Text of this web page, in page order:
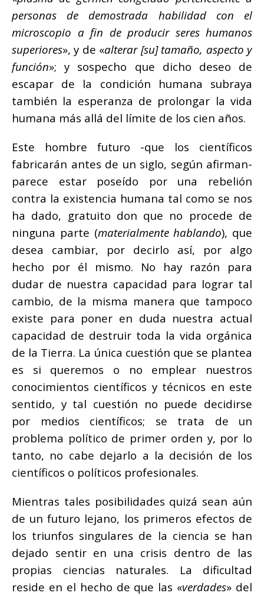
personas de demostrada habilidad con el
microscopio a fin de producir seres humanos
superiores», y de «alterar [su] tamaño, aspecto y
función»; y sospecho que dicho deseo de
escapar de la condición humana subraya
también la esperanza de prolongar la vida
humana más allá del límite de los cien años.
Este hombre futuro -que los científicos
fabricarán antes de un siglo, según afirman-
parece estar poseído por una rebelión
contra la existencia humana tal como se nos
ha dado, gratuito don que no procede de
ninguna parte (materialmente hablando), que
desea cambiar, por decirlo así, por algo
hecho por él mismo. No hay razón para
dudar de nuestra capacidad para lograr tal
cambio, de la misma manera que tampoco
existe para poner en duda nuestra actual
capacidad de destruir toda la vida orgánica
de la Tierra. La única cuestión que se plantea
es si queremos o no emplear nuestros
conocimientos científicos y técnicos en este
sentido, y tal cuestión no puede decidirse
por medios científicos; se trata de un
problema político de primer orden y, por lo
tanto, no cabe dejarlo a la decisión de los
científicos o políticos profesionales.
Mientras tales posibilidades quizá sean aún
de un futuro lejano, los primeros efectos de
los triunfos singulares de la ciencia se han
dejado sentir en una crisis dentro de las
propias ciencias naturales. La dificultad
reside en el hecho de que las «verdades» del